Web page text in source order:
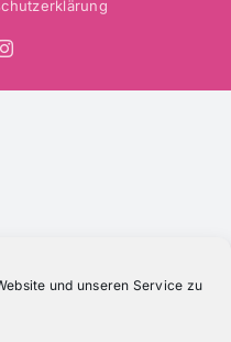
und unseren Service zu
Instagram